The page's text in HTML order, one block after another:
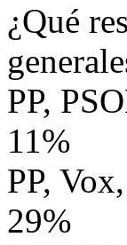
¿Qué
PP,
11%
PP,
29%